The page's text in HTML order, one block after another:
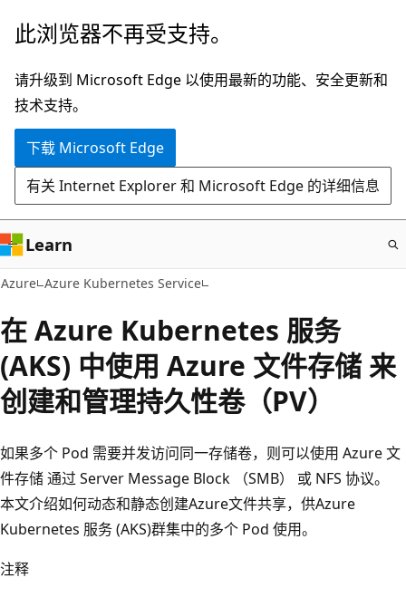
跳
主
要
内
此浏览器不再受支持。
请升级到 Microsoft Edge 以使用最新的功能、安全更新和
技术支持。
下载 Microsoft Edge
有关 Internet Explorer 和 Microsoft Edge 的详细信息
Learn
Azure Azure Kubernetes Service
在 Azure Kubernetes 服务
(AKS) 中使用 Azure 文件存储 来
创建和管理持久性卷（PV）
如果多个 Pod 需要并发访问同一存储卷，则可以使用 Azure 文
件存储 通过 Server Message Block （SMB） 或 NFS 协议。
本文介绍如何动态和静态创建Azure文件共享，供Azure
Kubernetes 服务 (AKS)群集中的多个 Pod 使用。
注释